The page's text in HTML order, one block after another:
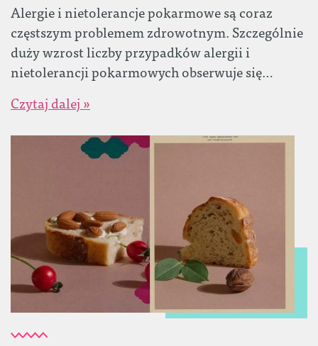
Alergie i nietolerancje pokarmowe są coraz
częstszym problemem zdrowotnym. Szczególnie
duży wzrost liczby przypadków alergii i
nietolerancji pokarmowych obserwuje się…
Czytaj dalej »